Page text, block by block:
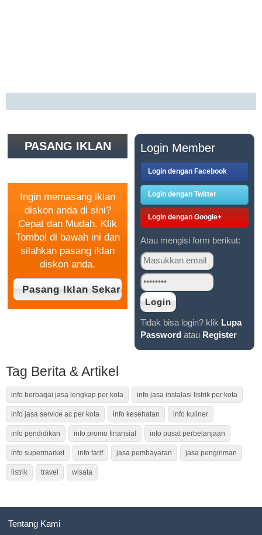
PASANG IKLAN
Ingin memasang iklan
diskon anda di sini?
Cepat dan Mudah. Klik
Tombol di bawah ini dan
silahkan pasang iklan
diskon anda.
Login Member
Login dengan Facebook
Login dengan Twitter
Login dengan Google+
Atau mengisi form berikut:
Tidak bisa login? klik Lupa
Password atau Register
Tag Berita & Artikel
info berbagai jasa lengkap per kota info jasa instalasi listrik per kota
info jasa service ac per kota info kesehatan info kuliner
info pendidikan info promo finansial info pusat perbelanjaan
info supermarket info tarif jasa pembayaran jasa pengiriman
listrik travel wisata
Tentang Kami